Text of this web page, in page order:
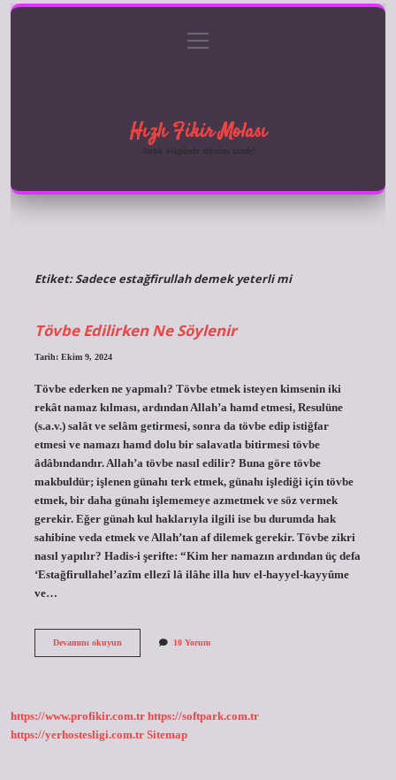
Gizlilik Politikası
menüyü
aç
Hızlı Fikir Molası
Anlık bilgilerle zihnini tazele!
Etiket:Sadece estağfirullah demek yeterli mi
Tövbe Edilirken Ne Söylenir
Tarih: Ekim 9, 2024
Tövbe ederken ne yapmalı? Tövbe etmek isteyen kimsenin iki
rekât namaz kılması, ardından Allah’a hamd etmesi, Resulüne
(s.a.v.) salât ve selâm getirmesi, sonra da tövbe edip istiğfar
etmesi ve namazı hamd dolu bir salavatla bitirmesi tövbe
âdâbındandır. Allah’a tövbe nasıl edilir? Buna göre tövbe
makbuldür; işlenen günahı terk etmek, günahı işlediği için tövbe
etmek, bir daha günahı işlememeye azmetmek ve söz vermek
gerekir. Eğer günah kul haklarıyla ilgili ise bu durumda hak
sahibine veda etmek ve Allah’tan af dilemek gerekir. Tövbe zikri
nasıl yapılır? Hadis-i şerifte: “Kim her namazın ardından üç defa
‘Estağfirullahel’azîm ellezî lâ ilâhe illa huv el-hayyel-kayyûme
ve…
Devamını okuyunTövbe
10 Yorum
https://www.profikir.com.tr https://softpark.com.tr
https://yerhostesligi.com.tr Sitemap